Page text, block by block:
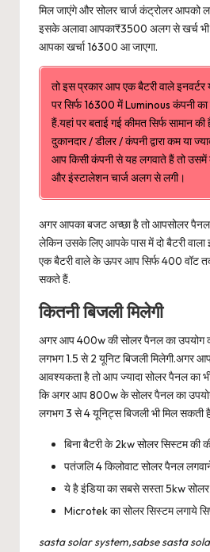
मिल जाएंगे और सोलर चार्ज कंट्रोलर आपको
इसके अलावा आपका₹3500 अलग से खर्च भी
आपका खर्चा 16300 आ जाएगा.
तो इस प्रकार आप एक बैटरी वाले इनवर्टर
पर सिर्फ 16300 में Luminous कंपनी
हैं.यहां पर बताई गई कीमत सिर्फ सामान
दुकानदार / डीलर / कंपनी द्वारा कम या
आप किसी कंपनी से यह लगवाते हैं तो उसमें
और इंस्टालेशन चार्ज अलग से लगी।
अगर आपका बजट अच्छा है तो आपसोलर
लेकिन उसके लिए आपके पास में दो बैटरी वाला
एक बैटरी वाले के ऊपर आप सिर्फ 400 वॉट
सकते हैं.
कितनी बिजली मिलेगी
अगर आप 400w की सोलर पैनल का उपयोग
लगभग 1.5 से 2 यूनिट बिजली मिलेगी.अगर
आवश्यकता है तो आप ज्यादा सोलर पैनल का
कि अगर आप 800w के सोलर पैनल का
लगभग 3 से 4 यूनिट्स बिजली भी मिल सकती
बिना बैटरी के 2kw सोलर सिस्टम की
पतंजलि 4 किलोवाट सोलर पैनल
ये है इंडिया का सबसे सस्ता 5kw
Microtek का सोलर सिस्टम लगाये
sasta solar system,sabse sasta